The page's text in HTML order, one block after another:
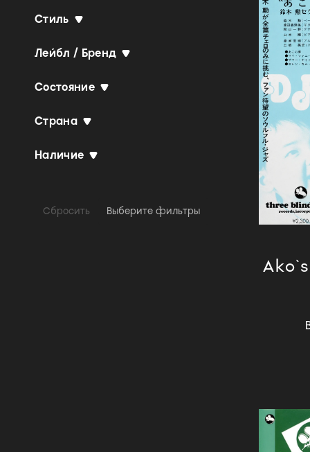
Стиль
Лейбл / Бренд
Состояние
Страна
Наличие
Сбросить Выберите фильтры